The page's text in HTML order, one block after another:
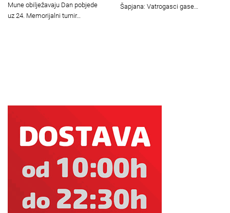
Mune obilježavaju Dan pobjede
uz 24. Memorijalni turnir…
Šapjana: Vatrogasci gase…